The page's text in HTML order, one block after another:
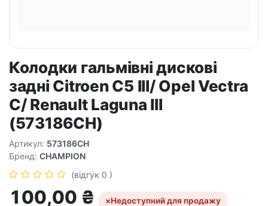
Колодки гальмівні дискові
задні Citroen C5 III/ Opel Vectra
C/ Renault Laguna III
(573186CH)
Артикул: 573186CH
Бренд: CHAMPION
(відгук 0 )
100,00 ₴ ×Недоступний для продажу